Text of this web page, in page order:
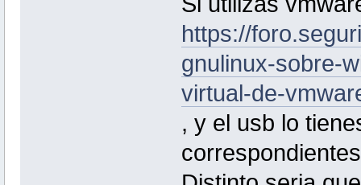
https://
gnulinux-sobre-
virtual-de-
, y el usb lo